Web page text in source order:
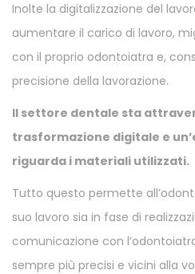
Inolte la digitalizzazione del
aumentare il carico di lavoro,
con il proprio odontoiatra e,
precisione della lavorazione.
Il settore dentale sta
trasformazione digitale e
riguarda i materiali utilizzati.
Tutto questo permette
suo lavoro sia in fase di
comunicazione con
sempre più precisi e vicini alla